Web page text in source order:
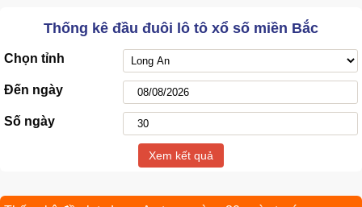
Thống kê đầu đuôi lô tô xổ số miền Bắc
Chọn tỉnh
Đến ngày
Số ngày
Xem kết quả